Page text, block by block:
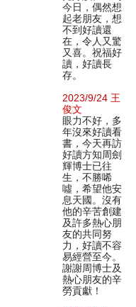
今日，偶然想
起老朋友，想
不到好讀還
在，令人又驚
又喜。祝福好
讀，好讀長
存。
2023/9/24 王
俊文
眼力不好，多
年沒來好讀看
書，今天再訪
好讀方知周劍
輝博士已往
生，不勝唏
噓，希望他安
息天國。沒有
他的辛苦創建
及許多熱心朋
友的共同努
力，好讀不容
易經營至今。
謝謝周博士及
熱心朋友的辛
勞貢獻！